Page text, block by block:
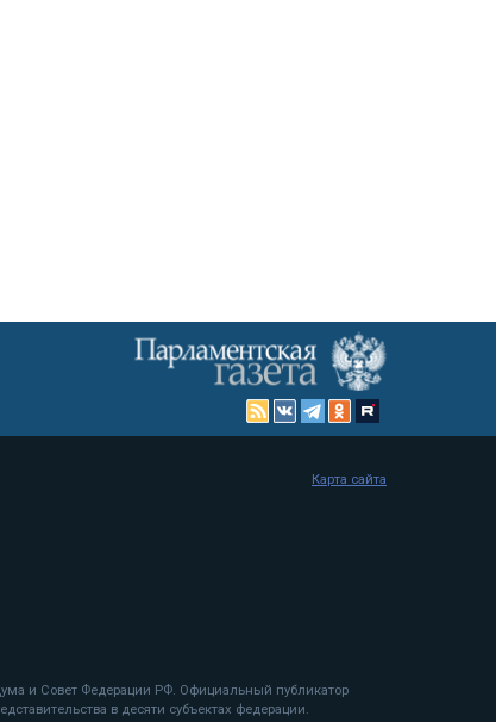
и Совет Федерации РФ. Официальный публикатор
в десяти субъектах федерации.
Карта сайта